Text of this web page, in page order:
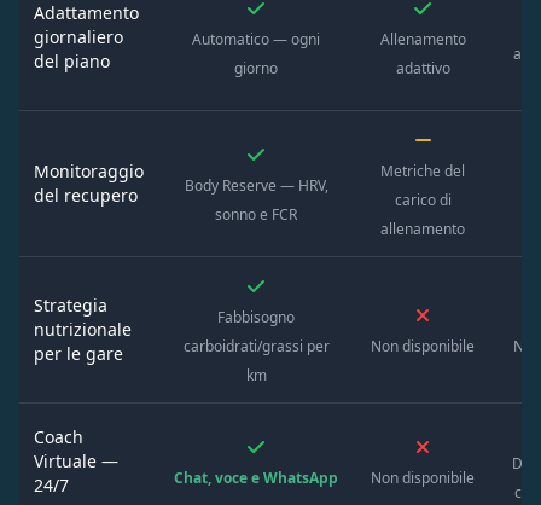
Adattamento
giornaliero
del piano
Automatico — ogni
giorno
Allenamento
adattivo
Monitoraggio
del recupero
Body Reserve — HRV,
sonno e FCR
Metriche del
carico di
allenamento
Strategia
nutrizionale
per le gare
Fabbisogno
carboidrati/grassi per
km
Non disponibile
Coach
Virtuale —
24/7
Chat, voce e WhatsApp Non disponibile